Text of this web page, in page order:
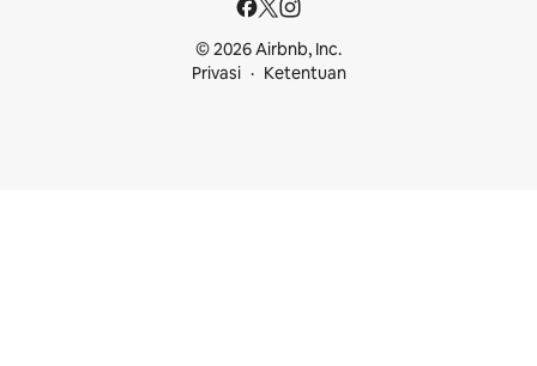
© 2026 Airbnb, Inc.
Privasi
Ketentuan